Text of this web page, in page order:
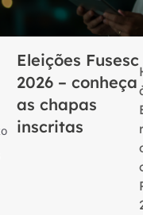
Eleições Fusesc
2026 – conheça
as chapas
inscritas